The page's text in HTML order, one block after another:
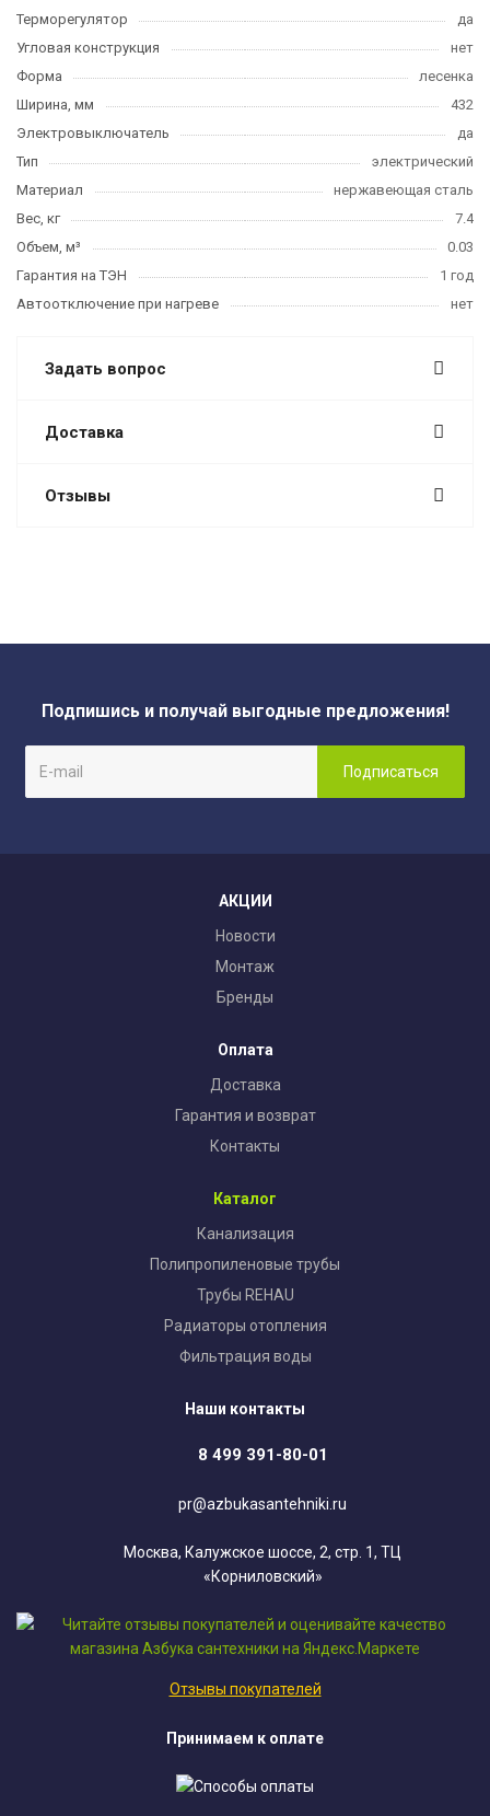
Терморегулятор
да
Угловая конструкция
нет
Форма
лесенка
Ширина, мм
432
Электровыключатель
да
Тип
электрический
Материал
нержавеющая сталь
Вес, кг
7.4
Объем, м³
0.03
Гарантия на ТЭН
1 год
Автоотключение при нагреве
нет
Задать вопрос
Доставка
Отзывы
Подпишись и получай выгодные предложения!
АКЦИИ
Новости
Монтаж
Бренды
Оплата
Доставка
Гарантия и возврат
Контакты
Каталог
Канализация
Полипропиленовые трубы
Трубы REHAU
Радиаторы отопления
Фильтрация воды
Наши контакты
8 499 391-80-01
pr@azbukasantehniki.ru
Москва, Калужское шоссе, 2, стр. 1, ТЦ
«Корниловский»
Отзывы покупателей
Принимаем к оплате